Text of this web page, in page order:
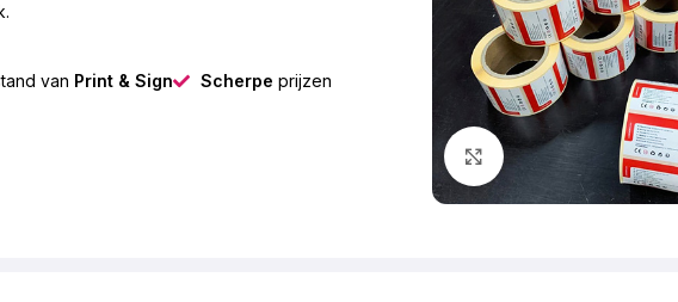
van Print & Sign Scherpe prijzen
Klik om te vergroten